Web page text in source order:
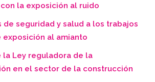
la exposición al ruido
de seguridad y salud a los trabajos
exposición al amianto
la Ley reguladora de la
en el sector de la construcción